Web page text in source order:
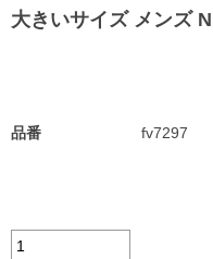
大きいサイズ メンズ
品番 fv7297